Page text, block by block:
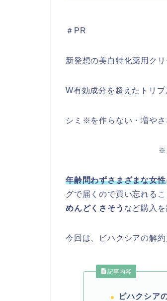
＃PR
新発想の美白特化薬用クリ
W有効成分を超えたトリプ
シミ※を作らない・増やさ
※
年齢問わずさまざまな女性
グで届くので買い忘れる
めんどくさそう など購入
今回は、ビハクシアの解
記事内容
ビハクシア